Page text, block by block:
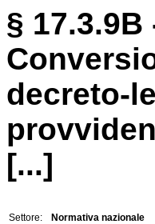
§
decreto-
[...]
Settore:
Normativa nazionale